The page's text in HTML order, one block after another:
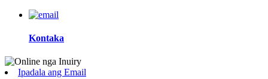
Kontaka
Ipadala ang Email